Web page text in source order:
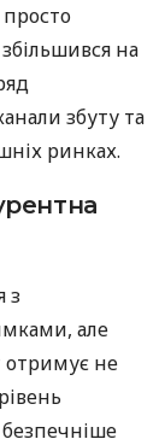
на
збуту та
ринках.
з
але
отримує не